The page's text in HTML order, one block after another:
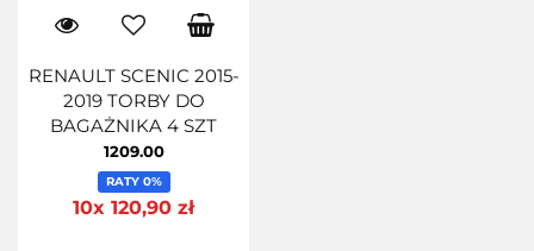
RENAULT SCENIC 2015-
2019 TORBY DO
BAGAŻNIKA 4 SZT
1209.00
RATY 0%
10x 120,90 zł